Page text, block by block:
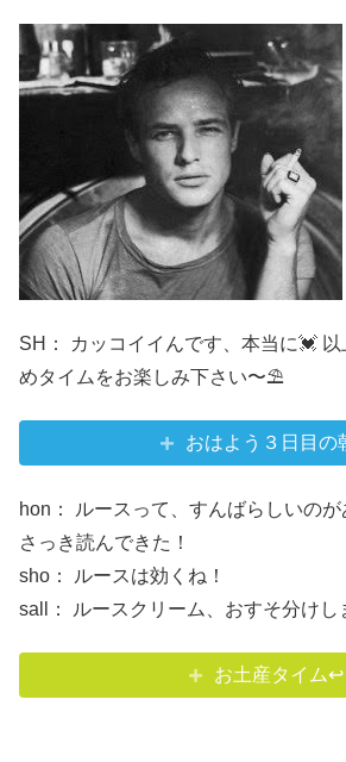
SH： カッコイイんです、本当に💓
めタイムをお楽しみ下さい〜⛱
おはよう３日目の
hon： ルースって、すんばらしいの
さっき読んできた！
sho： ルースは効くね！
sall： ルースクリーム、おすそ分けし
お土産タイム↩